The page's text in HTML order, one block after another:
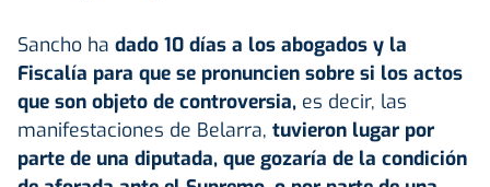
Sancho ha dado 10 días a los abogados y la
Fiscalía para que se pronuncien sobre si los actos
que son objeto de controversia, es decir, las
manifestaciones de Belarra, tuvieron lugar por
parte de una diputada, que gozaría de la condición